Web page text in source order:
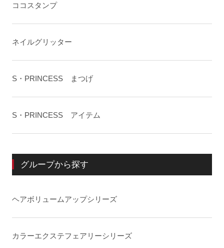
ココスタンプ
ネイルグリッター
S・PRINCESS まつげ
S・PRINCESS アイテム
グループから探す
ヘアボリュームアップシリーズ
カラーエクステフェアリーシリーズ